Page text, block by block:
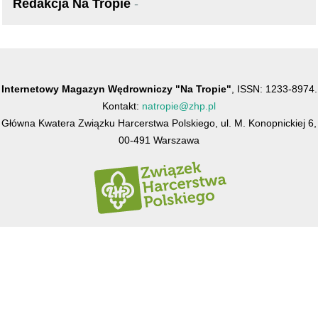
Redakcja Na Tropie -
Internetowy Magazyn Wędrowniczy "Na Tropie" , ISSN: 1233-8974.
Kontakt: natropie@zhp.pl
Główna Kwatera Związku Harcerstwa Polskiego, ul. M. Konopnickiej 6,
00-491 Warszawa